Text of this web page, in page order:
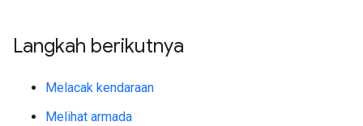
Langkah berikutnya
Melacak kendaraan
Melihat armada